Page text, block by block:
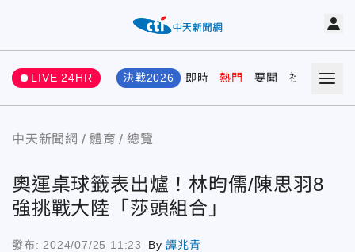
LIVE 24HR 決戰2026 即時 熱門 要聞 社會 娛樂
中天新聞網 體育 總覽
奧運桌球籤表出爐！林昀儒/陳思羽8
強挑戰大陸「莎頭組合」
發布: 2024/07/25 11:23 By譚兆青